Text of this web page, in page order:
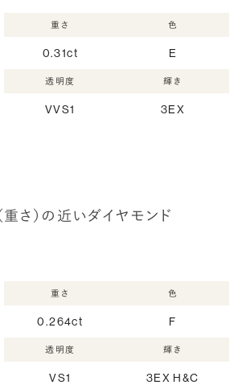
重さ
0.31ct
色
E
透明度
VVS1
輝き
3EX
重さ）の近いダイヤモンド
重さ
0.264ct
色
F
透明度
VS1
輝き
3EX H&C